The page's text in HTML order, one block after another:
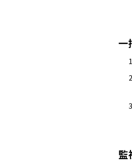
一
監